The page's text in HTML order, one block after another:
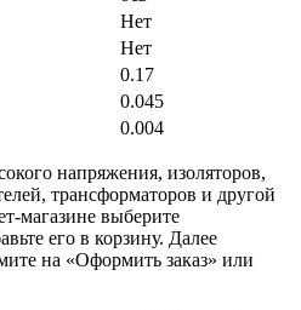
Нет
Нет
0.17
0.045
0.004
напряжения, изоляторов,
трансформаторов и другой
магазине выберите
его в корзину. Далее
на «Оформить заказ» или